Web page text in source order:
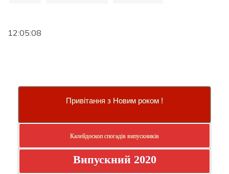
12:05:09
Привітання з Новим роком !
Калейдоскоп спогадів випускників
Випускний 2020